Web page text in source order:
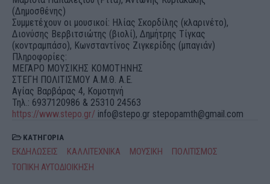
(Δημοσθένης)
Συμμετέχουν οι μουσικοί: Ηλίας Σκορδίλης (κλαρινέτο),
Διονύσης Βερβιτσιώτης (βιολί), Δημήτρης Τίγκας
(κοντραμπάσο), Κωνσταντίνος Ζιγκερίδης (μπαγιάν)
Πληροφορίες:
ΜΕΓΑΡΟ ΜΟΥΣΙΚΗΣ ΚΟΜΟΤΗΝΗΣ
ΣΤΕΓΗ ΠΟΛΙΤΙΣΜΟΥ Α.Μ.Θ. Α.Ε.
Αγίας Βαρβάρας 4, Κομοτηνή
Τηλ.: 6937120986 & 25310 24563
https://www.stepo.gr/ info@stepo.gr stepopamth@gmail.com
ΚΑΤΗΓΟΡΙΑ
ΕΚΔΗΛΩΣΕΙΣ ΚΑΛΛΙΤΕΧΝΙΚΑ ΜΟΥΣΙΚΗ
ΠΟΛΙΤΙΣΜΟΣ
ΤΟΠΙΚΗ ΑΥΤΟΔΙΟΙΚΗΣΗ